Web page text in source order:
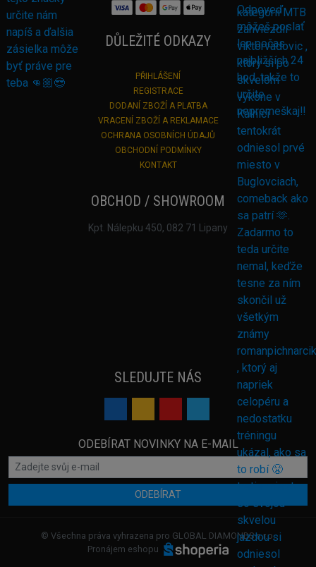
DŮLEŽITÉ ODKAZY
PŘIHLÁŠENÍ
REGISTRACE
DODANÍ ZBOŽÍ A PLATBA
VRACENÍ ZBOŽÍ A REKLAMACE
OCHRANA OSOBNÍCH ÚDAJŮ
OBCHODNÍ PODMÍNKY
KONTAKT
OBCHOD / SHOWROOM
Kpt. Nálepku 450, 082 71 Lipany
SLEDUJTE NÁS
ODEBÍRAT NOVINKY NA E-MAIL
ODEBÍRAT
© Všechna práva vyhrazena pro GLOBAL DIAMONDS s.r.o.
Pronájem eshopu